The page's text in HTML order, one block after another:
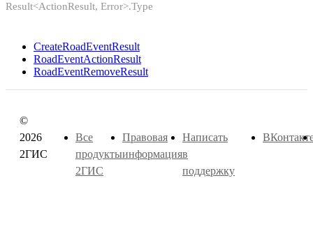
Result<ActionResult, Error>.Type
CreateRoadEventResult
RoadEventActionResult
RoadEventRemoveResult
©
2026
2ГИС
Все
продукты
2ГИС
Правовая
информация
Написать
в
поддержку